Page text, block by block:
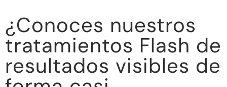
¿Conoces nuestros
tratamientos Flash de
resultados visibles de